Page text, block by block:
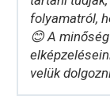
folyamatról,
😊 A
velük